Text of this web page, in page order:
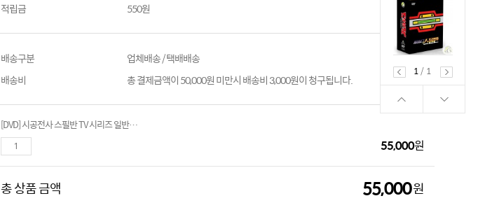
1
/ 1
적립금
550원
배송구분
업체배송 / 택배배송
배송비
총 결제금액이 50,000원 미만시 배송비 3,000원이 청구됩니다.
[DVD] 시공전사 스필반 TV 시리즈 일반판 (8Disc.한글자막)
55,000원
총 상품 금액 55,000원